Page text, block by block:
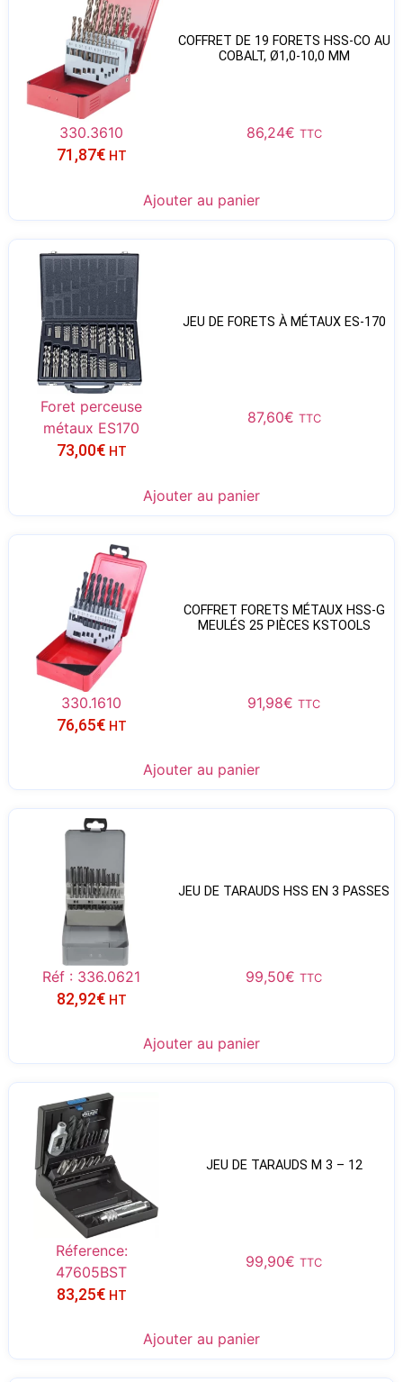
COFFRET DE 19 FORETS HSS-CO AU
COBALT, Ø1,0-10,0 MM
330.3610 86,24€ TTC
71,87€ HT
Ajouter au panier
JEU DE FORETS À MÉTAUX ES-170
Foret perceuse
métaux ES170
87,60€ TTC
73,00€ HT
Ajouter au panier
COFFRET FORETS MÉTAUX HSS-G
MEULÉS 25 PIÈCES KSTOOLS
330.1610 91,98€ TTC
76,65€ HT
Ajouter au panier
JEU DE TARAUDS HSS EN 3 PASSES
Réf : 336.0621 99,50€ TTC
82,92€ HT
Ajouter au panier
JEU DE TARAUDS M 3 – 12
Réference:
47605BST
99,90€ TTC
83,25€ HT
Ajouter au panier